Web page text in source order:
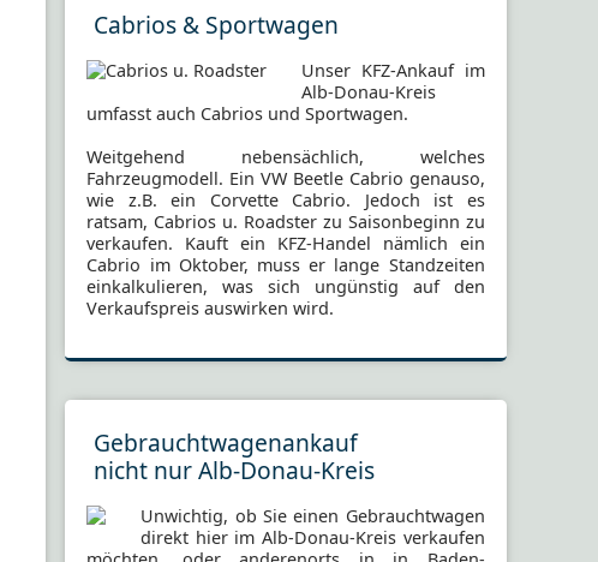
Cabrios & Sportwagen
Unser KFZ-Ankauf im
Alb-Donau-Kreis
umfasst auch Cabrios und Sportwagen.
Weitgehend nebensächlich, welches
Fahrzeugmodell. Ein VW Beetle Cabrio genauso,
wie z.B. ein Corvette Cabrio. Jedoch ist es
ratsam, Cabrios u. Roadster zu Saisonbeginn zu
verkaufen. Kauft ein KFZ-Handel nämlich ein
Cabrio im Oktober, muss er lange Standzeiten
einkalkulieren, was sich ungünstig auf den
Verkaufspreis auswirken wird.
Gebrauchtwagenankauf
nicht nur Alb-Donau-Kreis
Unwichtig, ob Sie einen Gebrauchtwagen
direkt hier im Alb-Donau-Kreis verkaufen